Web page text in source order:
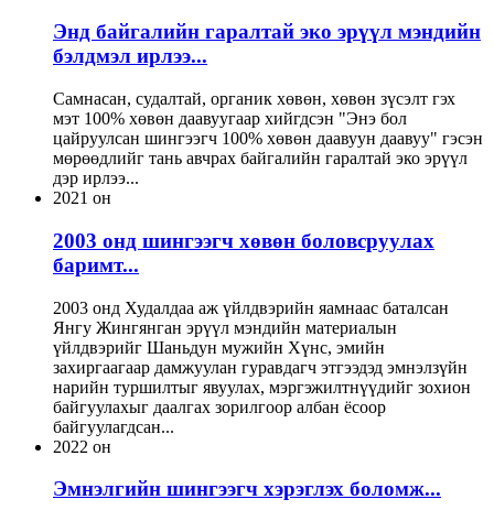
Энд байгалийн гаралтай эко эрүүл мэндийн
бэлдмэл ирлээ...
Самнасан, судалтай, органик хөвөн, хөвөн зүсэлт гэх
мэт 100% хөвөн даавуугаар хийгдсэн "Энэ бол
цайруулсан шингээгч 100% хөвөн даавуун даавуу" гэсэн
мөрөөдлийг тань авчрах байгалийн гаралтай эко эрүүл
дэр ирлээ...
2021 он
2003 онд шингээгч хөвөн боловсруулах
баримт...
2003 онд Худалдаа аж үйлдвэрийн яамнаас баталсан
Янгу Жингянган эрүүл мэндийн материалын
үйлдвэрийг Шаньдун мужийн Хүнс, эмийн
захиргаагаар дамжуулан гуравдагч этгээдэд эмнэлзүйн
нарийн туршилтыг явуулах, мэргэжилтнүүдийг зохион
байгуулахыг даалгах зорилгоор албан ёсоор
байгуулагдсан...
2022 он
Эмнэлгийн шингээгч хэрэглэх боломж...